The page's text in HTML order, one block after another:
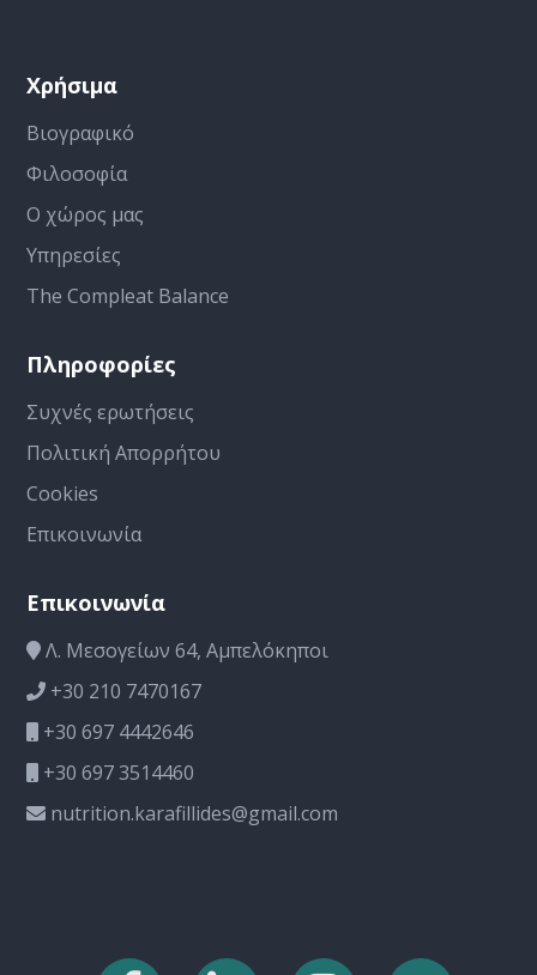
Χρήσιμα
Βιογραφικό
Φιλοσοφία
Ο χώρος μας
Υπηρεσίες
The Compleat Balance
Πληροφορίες
Συχνές ερωτήσεις
Πολιτική Απορρήτου
Cookies
Επικοινωνία
Επικοινωνία
Λ. Μεσογείων 64, Αμπελόκηποι
+30 210 7470167
+30 697 4442646
+30 697 3514460
nutrition.karafillides@gmail.com